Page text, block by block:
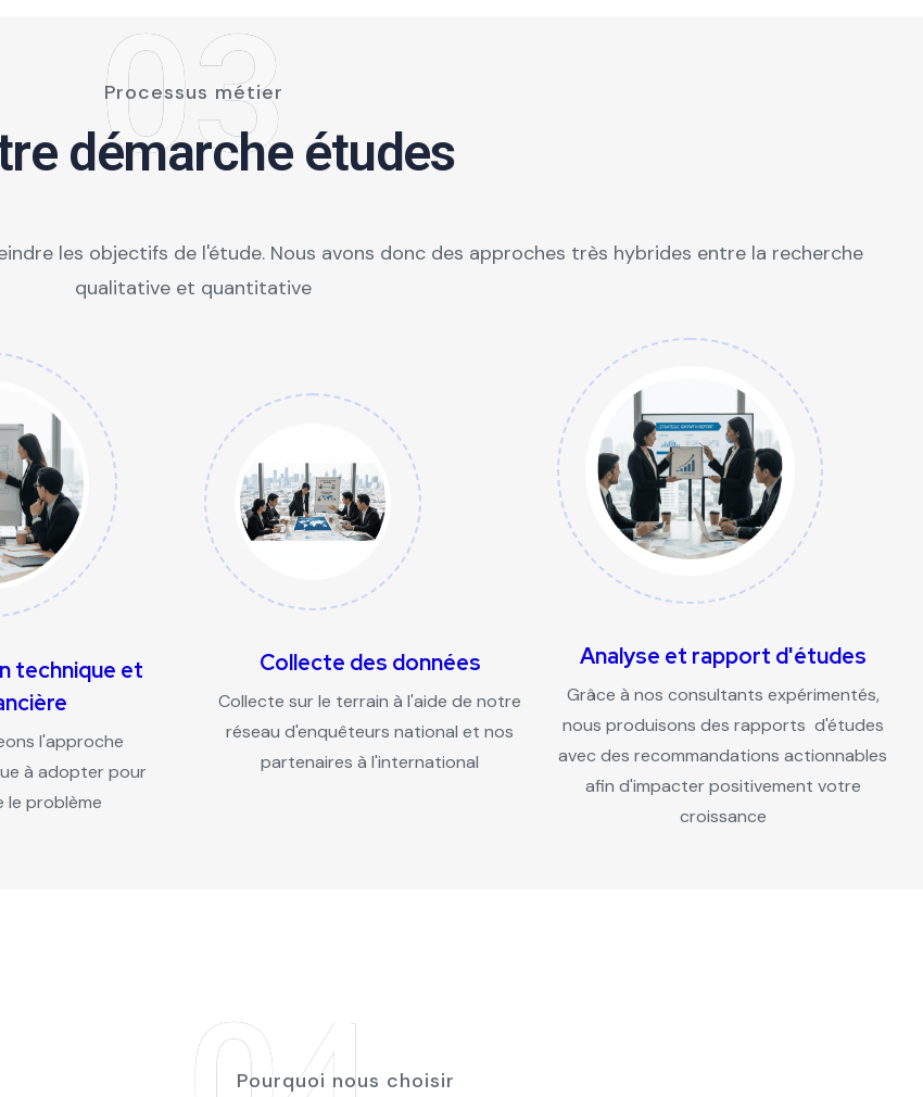
Processus métier
démarche études
03
les objectifs de l'étude. Nous avons donc des approches très hybrides entre la recherche
qualitative et quantitative
technique et
l'approche
à adopter pour
le problème
Collecte des données
Collecte sur le terrain à l'aide de notre
réseau d'enquêteurs national et nos
partenaires à l'international
Analyse et rapport d'études
Grâce à nos consultants expérimentés,
nous produisons des rapports d'études
avec des recommandations actionnables
afin d'impacter positivement votre
croissance
Pourquoi nous choisir